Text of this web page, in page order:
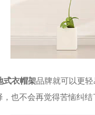
式衣帽架品牌就可以更
也不会再觉得苦恼纠结